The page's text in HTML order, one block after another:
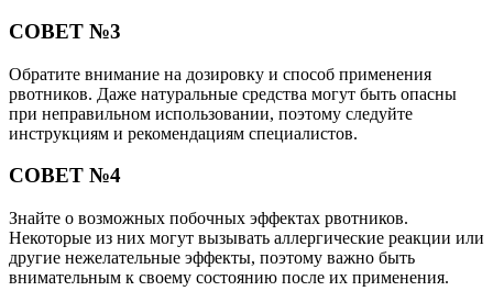
СОВЕТ №3
Обратите внимание на дозировку и способ применения
рвотников. Даже натуральные средства могут быть опасны
при неправильном использовании, поэтому следуйте
инструкциям и рекомендациям специалистов.
СОВЕТ №4
Знайте о возможных побочных эффектах рвотников.
Некоторые из них могут вызывать аллергические реакции или
другие нежелательные эффекты, поэтому важно быть
внимательным к своему состоянию после их применения.